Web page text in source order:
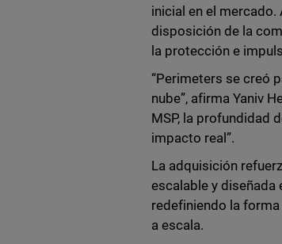
inicial en el
disposición de la
la protección e
“Perimeters se creó
nube”, afirma Yaniv
MSP, la profundidad
impacto real”.
La adquisición
escalable y diseñada
redefiniendo la
a escala.